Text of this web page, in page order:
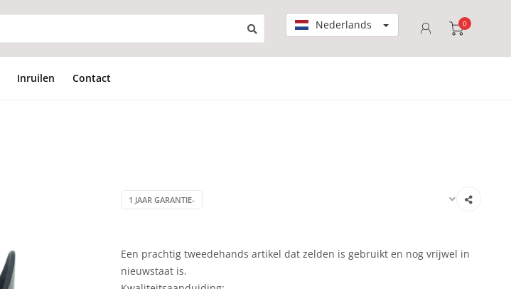
Nederlands 0
Inruilen Contact
1 JAAR GARANTIE-
Een prachtig tweedehands artikel dat zelden is gebruikt en nog vrijwel in
nieuwstaat is.